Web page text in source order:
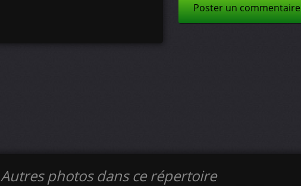
Poster un commentaire
Autres photos dans ce répertoire